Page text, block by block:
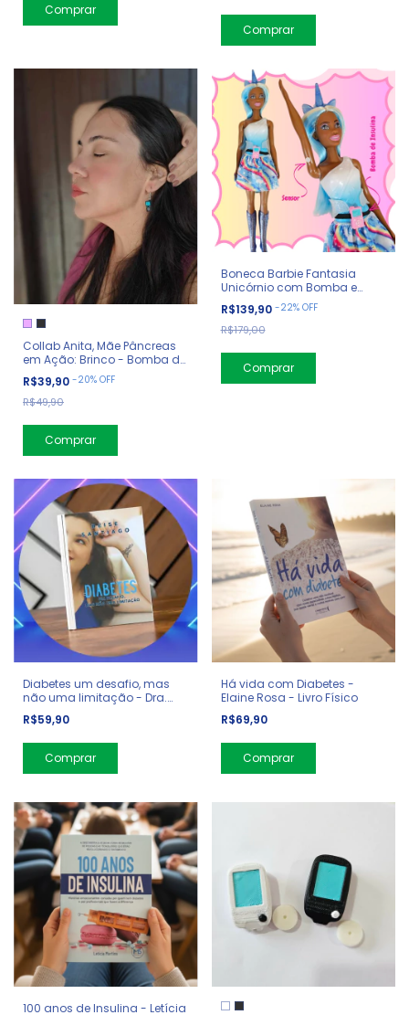
Comprar
Collab Anita, Mãe Pâncreas
em Ação: Brinco - Bomba de
Insulina
R$39,90 -20% OFF
R$49,90
Comprar
Boneca Barbie Fantasia
Unicórnio com Bomba e
Sensor
R$139,90 -22% OFF
R$179,00
Diabetes um desafio, mas
não uma limitação - Dra.
Deise Santiago - Livro Físico
R$59,90
Há vida com Diabetes -
Elaine Rosa - Livro Físico
R$69,90
100 anos de Insulina - Letícia